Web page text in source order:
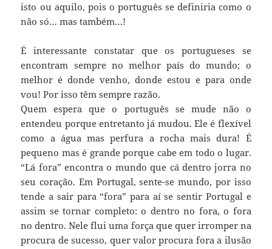
isto ou aquilo, pois o português se definiria como o
não só… mas também…!
É interessante constatar que os portugueses se
encontram sempre no melhor país do mundo; o
melhor é donde venho, donde estou e para onde
vou! Por isso têm sempre razão.
Quem espera que o português se mude não o
entendeu porque entretanto já mudou. Ele é flexível
como a água mas perfura a rocha mais dura! É
pequeno mas é grande porque cabe em todo o lugar.
“Lá fora” encontra o mundo que cá dentro jorra no
seu coração. Em Portugal, sente-se mundo, por isso
tende a sair para “fora” para aí se sentir Portugal e
assim se tornar completo: o dentro no fora, o fora
no dentro. Nele flui uma força que quer irromper na
procura de sucesso, quer valor procura fora a ilusão